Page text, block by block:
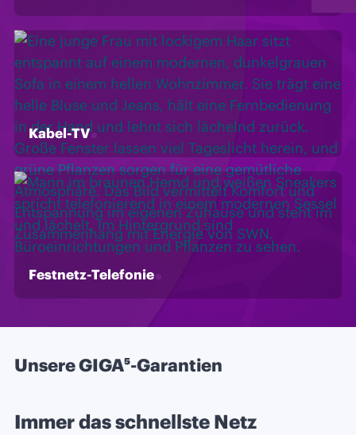
Kabel-TV
Festnetz-Telefonie
Unsere GIGA⁵-Garantien
Immer das schnellste Netz